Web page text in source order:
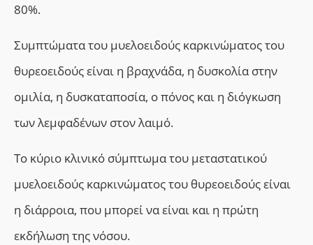
80%.
Συμπτώματα του μυελοειδούς καρκινώματος του
θυρεοειδούς είναι η βραχνάδα, η δυσκολία στην
ομιλία, η δυσκαταποσία, ο πόνος και η διόγκωση
των λεμφαδένων στον λαιμό.
Το κύριο κλινικό σύμπτωμα του μεταστατικού
μυελοειδούς καρκινώματος του θυρεοειδούς είναι
η διάρροια, που μπορεί να είναι και η πρώτη
εκδήλωση της νόσου.